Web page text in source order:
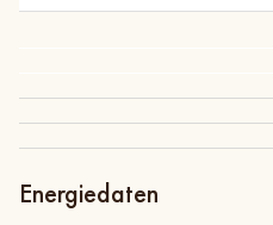
Energiedaten